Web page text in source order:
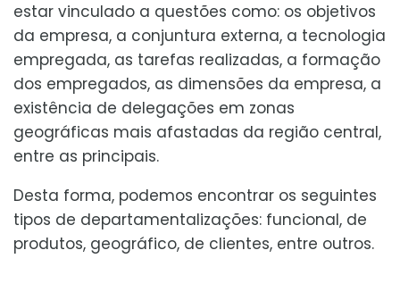
estar vinculado a questões como: os objetivos
da empresa, a conjuntura externa, a tecnologia
empregada, as tarefas realizadas, a formação
dos empregados, as dimensões da empresa, a
existência de delegações em zonas
geográficas mais afastadas da região central,
entre as principais.
Desta forma, podemos encontrar os seguintes
tipos de departamentalizações: funcional, de
produtos, geográfico, de clientes, entre outros.